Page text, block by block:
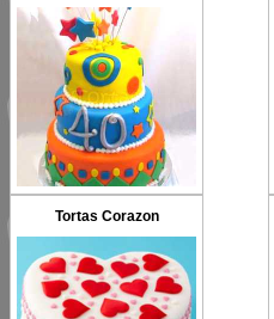
Tortas Corazon